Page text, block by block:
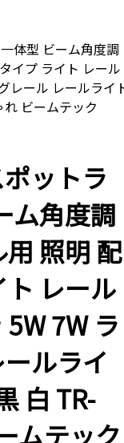
体型 ビーム角度調
イプ ライト レール
レール レールライ
ビームテック
ポットラ
ム角度調
照明 配
レール
7W ラ
ルライ
白 TR-
ムテック